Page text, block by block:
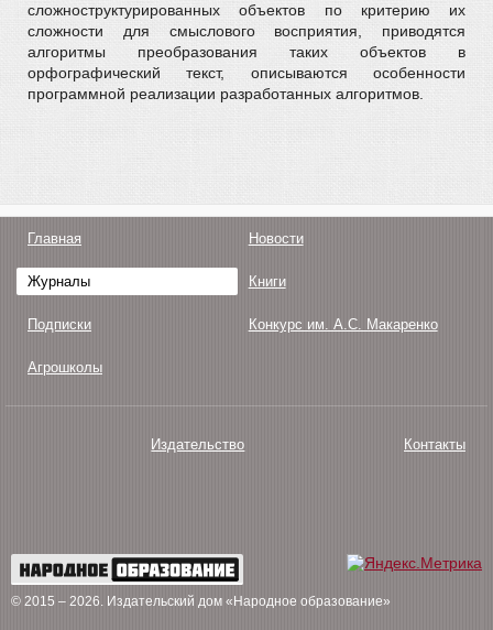
сложноструктурированных объектов по критерию их
сложности для смыслового восприятия, приводятся
алгоритмы преобразования таких объектов в
орфографический текст, описываются особенности
программной реализации разработанных алгоритмов.
Главная Новости
Журналы Книги
Подписки Конкурс им. А.С. Макаренко
Агрошколы
Издательство Контакты
© 2015 – 2026. Издательский дом «Народное образование»